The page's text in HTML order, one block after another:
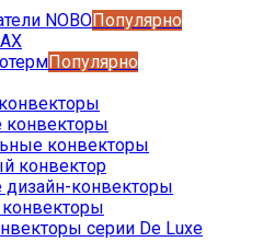
NOBOПопулярно
Популярно
конвекторы
конвекторы
конвектор
дизайн-конвекторы
серии De Luxe